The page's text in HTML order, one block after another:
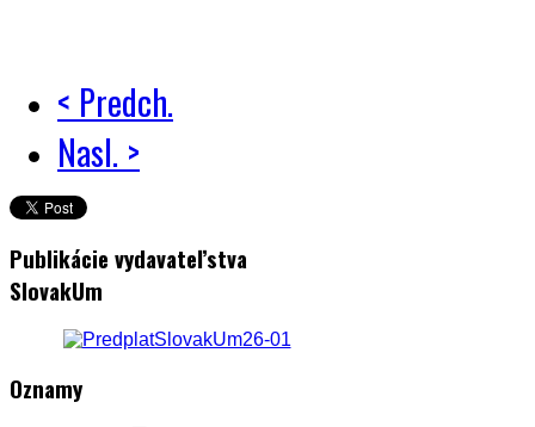
< Predch.
Nasl. >
Publikácie vydavateľstva
SlovakUm
Oznamy